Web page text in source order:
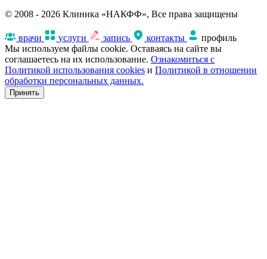
© 2008 - 2026 Клиника «НАКФФ», Все права защищены
врачи услуги запись контакты
профиль
Мы используем файлы cookie. Оставаясь на сайте вы
соглашаетесь на их использование. Ознакомиться с
Политикой использования cookies и Политикой в отношении
обработки персональных данных.
Принять